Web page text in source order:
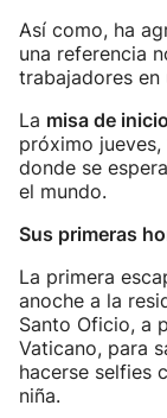
Así como, ha
una referencia
trabajadores
La misa de
próximo jueves,
donde se
el mundo.
Sus primeras
La primera
anoche a la
Santo Oficio, a
Vaticano, para
hacerse selfies
niña.